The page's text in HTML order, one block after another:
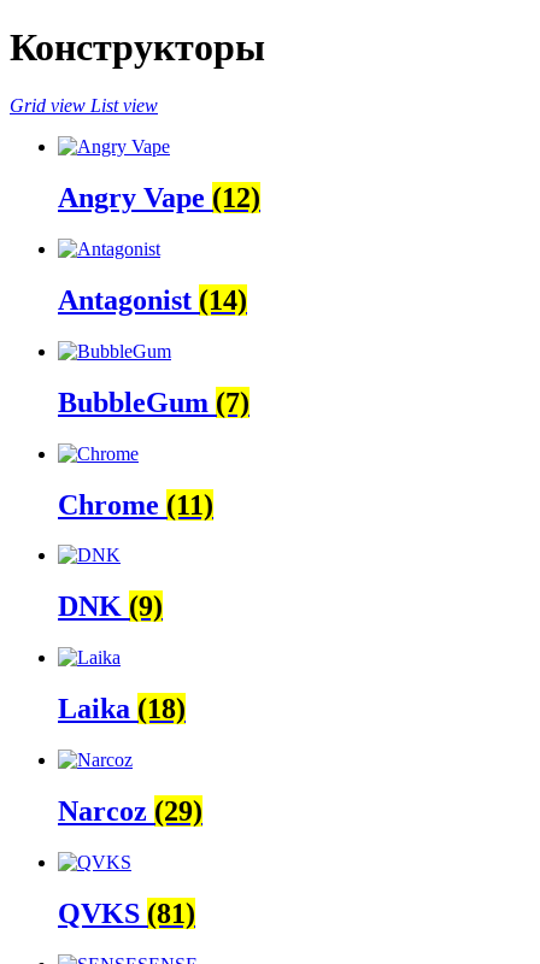
Конструкторы
Grid view List view
Angry Vape (12)
Antagonist (14)
BubbleGum (7)
Chrome (11)
DNK (9)
Laika (18)
Narcoz (29)
QVKS (81)